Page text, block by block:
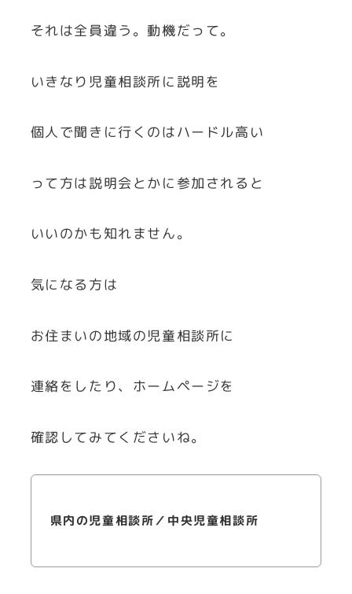
それは全員違う。動機だって。
いきなり児童相談所に説明を
個人で聞きに行くのはハードル高い
って方は説明会とかに参加されると
いいのかも知れません。
気になる方は
お住まいの地域の児童相談所に
連絡をしたり、ホームページを
確認してみてくださいね。
県内の児童相談所／中央児童相談所